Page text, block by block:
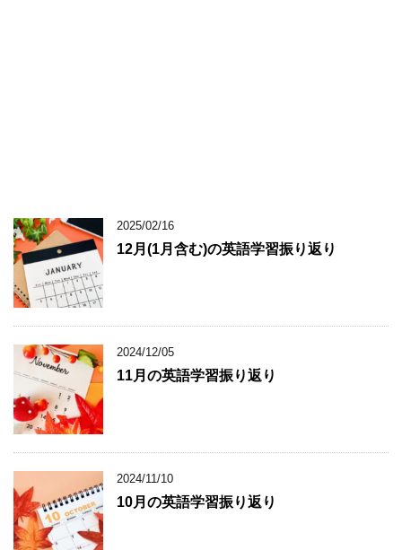
2025/02/16
12月(1月含む)の英語学習振り返り
2024/12/05
11月の英語学習振り返り
2024/11/10
10月の英語学習振り返り